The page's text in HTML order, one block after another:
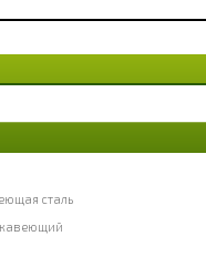
сталь